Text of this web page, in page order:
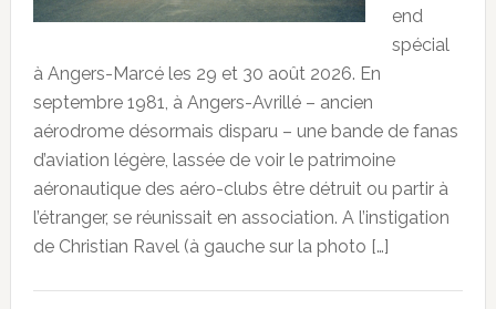
end
spécial
à Angers-Marcé les 29 et 30 août 2026. En
septembre 1981, à Angers-Avrillé – ancien
aérodrome désormais disparu – une bande de fanas
d’aviation légère, lassée de voir le patrimoine
aéronautique des aéro-clubs être détruit ou partir à
l’étranger, se réunissait en association. A l’instigation
de Christian Ravel (à gauche sur la photo […]